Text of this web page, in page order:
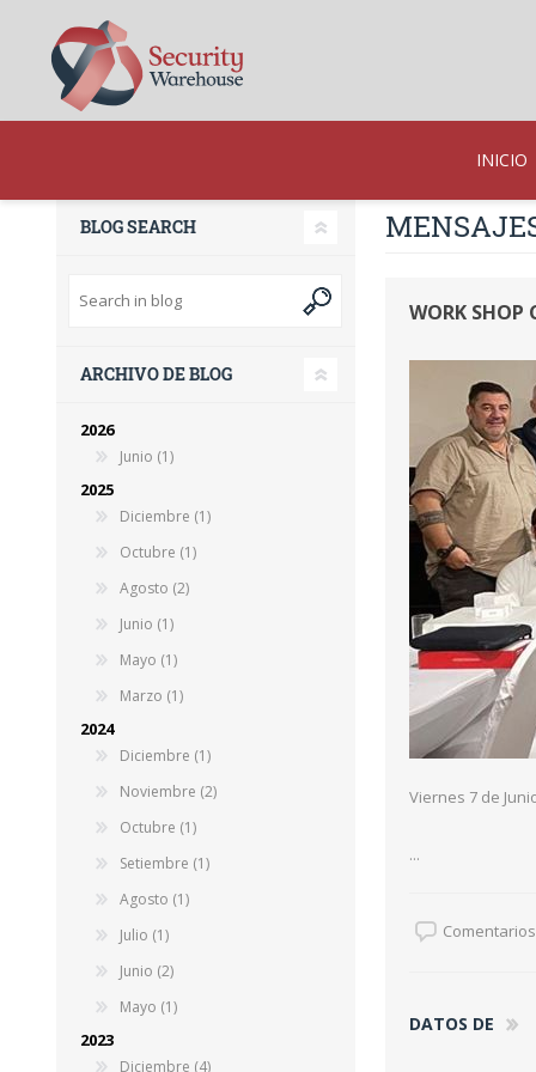
INICIO
WORK SHOP
Viernes 7 de
...
DATOS DE
BLOG SEARCH
ARCHIVO DE BLOG
2026
Junio (1)
2025
Diciembre (1)
Octubre (1)
Agosto (2)
Junio (1)
Mayo (1)
Marzo (1)
2024
Diciembre (1)
Noviembre (2)
Octubre (1)
Setiembre (1)
Agosto (1)
Julio (1)
Junio (2)
Mayo (1)
2023
Diciembre (4)